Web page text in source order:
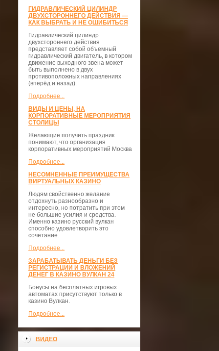
ГИДРАВЛИЧЕСКИЙ ЦИЛИНДР
ДВУХСТОРОННЕГО ДЕЙСТВИЯ —
КАК ВЫБРАТЬ И НЕ ОШИБИТЬСЯ
Гидравлический цилиндр
двухстороннего действия
представляет собой объемный
гидравлический двигатель, в котором
движение выходного звена может
быть выполнено в двух
противоположных направлениях
(вперёд и назад).
Подробнее...
ВИДЫ И ЦЕНЫ, НА
КОРПОРАТИВНЫЕ МЕРОПРИЯТИЯ
СТОЛИЦЫ
Желающие получить праздник
понимают, что организация
корпоративных мероприятий Москва
Подробнее...
НЕСОМНЕННЫЕ ПРЕИМУЩЕСТВА
ВИРТУАЛЬНЫХ КАЗИНО
Людям свойственно желание
отдохнуть разнообразно и
интересно, но потратить при этом
не большие усилия и средства.
Именно казино русский вулкан
способно удовлетворить это
сочетание.
Подробнее...
ЗАРАБАТЫВАТЬ ДЕНЬГИ БЕЗ
РЕГИСТРАЦИИ И ВЛОЖЕНИЙ
ДЕНЕГ В КАЗИНО ВУЛКАН 24
Бонусы на бесплатных игровых
автоматах присутствуют только в
казино Вулкан.
Подробнее...
ВИДЕО